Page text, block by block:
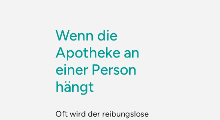
Wenn die
Apotheke an
einer Person
hängt
Oft wird der reibungslose